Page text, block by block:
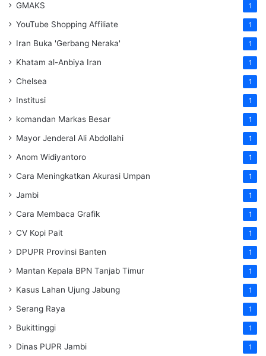
GMAKS 1
YouTube Shopping Affiliate 1
Iran Buka 'Gerbang Neraka' 1
Khatam al-Anbiya Iran 1
Chelsea 1
Institusi 1
komandan Markas Besar 1
Mayor Jenderal Ali Abdollahi 1
Anom Widiyantoro 1
Cara Meningkatkan Akurasi Umpan 1
Jambi 1
Cara Membaca Grafik 1
CV Kopi Pait 1
DPUPR Provinsi Banten 1
Mantan Kepala BPN Tanjab Timur 1
Kasus Lahan Ujung Jabung 1
Serang Raya 1
Bukittinggi 1
Dinas PUPR Jambi 1